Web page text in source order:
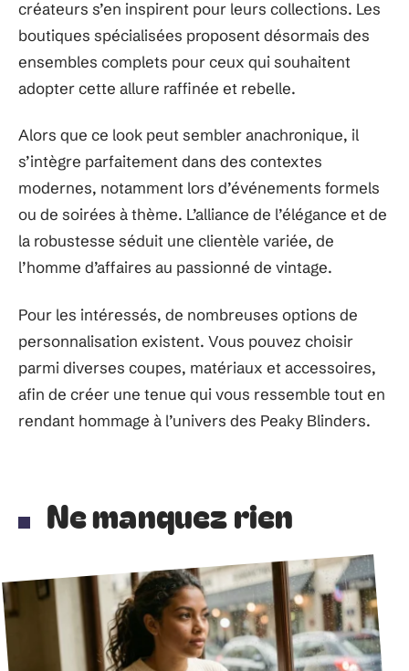
créateurs s’en inspirent pour leurs collections. Les
boutiques spécialisées proposent désormais des
ensembles complets pour ceux qui souhaitent
adopter cette allure raffinée et rebelle.
Alors que ce look peut sembler anachronique, il
s’intègre parfaitement dans des contextes
modernes, notamment lors d’événements formels
ou de soirées à thème. L’alliance de l’élégance et de
la robustesse séduit une clientèle variée, de
l’homme d’affaires au passionné de vintage.
Pour les intéressés, de nombreuses options de
personnalisation existent. Vous pouvez choisir
parmi diverses coupes, matériaux et accessoires,
afin de créer une tenue qui vous ressemble tout en
rendant hommage à l’univers des Peaky Blinders.
Ne manquez rien